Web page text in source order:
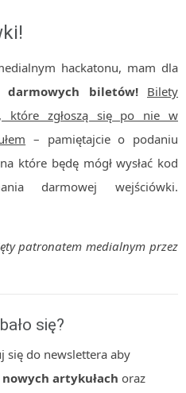
hackatonu, mam dla
darmowych biletów! Bilety
które zgłoszą się po nie w
– pamiętajcie o podaniu
które będę mógł wysłać kod
darmowej wejściówki.
patronatem medialnym przez
się?
się do newslettera aby
nowych artykułach oraz